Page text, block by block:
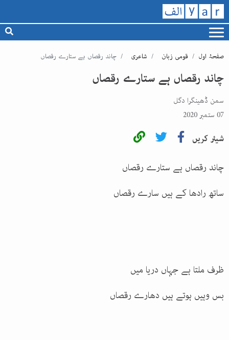
صفحۂ اول قومی زبان شاعری چاند رقصاں ہے ستارے رقصاں
چاند رقصاں ہے ستارے رقصاں
سمن ڈھینگرا دگل
07 ستمبر 2020
شیئر کریں
چاند رقصاں ہے ستارے رقصاں
ساتھ رادھا کے ہیں سارے رقصاں
ظرف ملتا ہے جہاں دریا میں
بس وہیں ہوتے ہیں دھارے رقصاں